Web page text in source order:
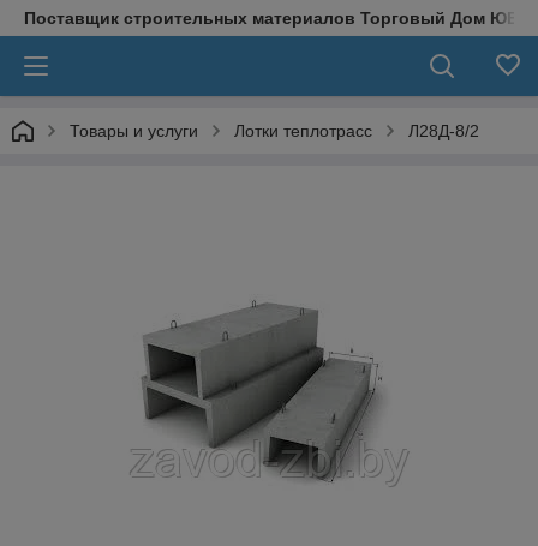
Поставщик строительных материалов Торговый Дом
Товары и услуги Лотки теплотрасс Л28Д-8/2